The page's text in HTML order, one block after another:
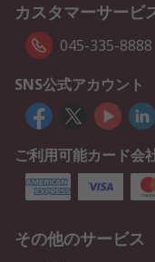
カスタマーサービ
045-335-8888
SNS公式アカウント
ご利用可能カード会
その他のサービス